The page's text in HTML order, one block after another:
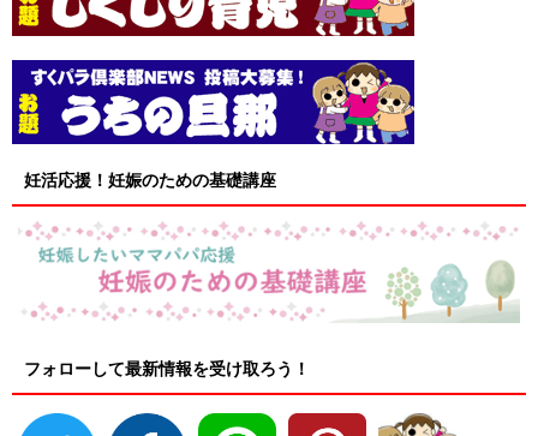
妊活応援！妊娠のための基礎講座
フォローして最新情報を受け取ろう！